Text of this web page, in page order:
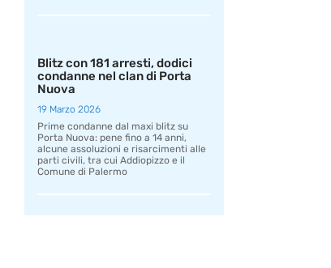
Blitz con 181 arresti, dodici
condanne nel clan di Porta
Nuova
19 Marzo 2026
Prime condanne dal maxi blitz su
Porta Nuova: pene fino a 14 anni,
alcune assoluzioni e risarcimenti alle
parti civili, tra cui Addiopizzo e il
Comune di Palermo